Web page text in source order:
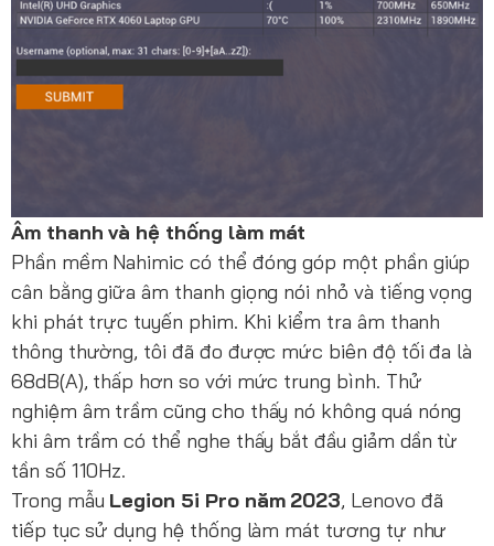
Âm thanh và hệ thống làm mát
Phần mềm Nahimic có thể đóng góp một phần giúp
cân bằng giữa âm thanh giọng nói nhỏ và tiếng vọng
khi phát trực tuyến phim. Khi kiểm tra âm thanh
thông thường, tôi đã đo được mức biên độ tối đa là
68dB(A), thấp hơn so với mức trung bình. Thử
nghiệm âm trầm cũng cho thấy nó không quá nóng
khi âm trầm có thể nghe thấy bắt đầu giảm dần từ
tần số 110Hz.
Trong mẫu Legion 5i Pro năm 2023, Lenovo đã
tiếp tục sử dụng hệ thống làm mát tương tự như